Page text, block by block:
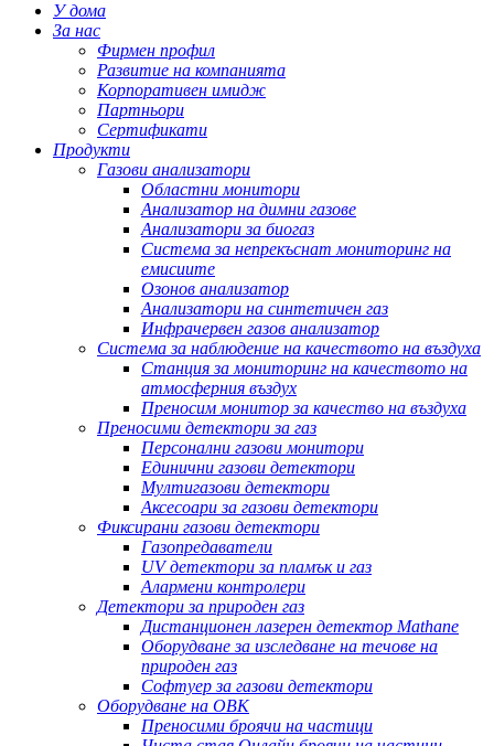
У дома
За нас
Фирмен профил
Развитие на компанията
Корпоративен имидж
Партньори
Сертификати
Продукти
Газови анализатори
Областни монитори
Анализатор на димни газове
Анализатори за биогаз
Система за непрекъснат мониторинг на
емисиите
Озонов анализатор
Анализатори на синтетичен газ
Инфрачервен газов анализатор
Система за наблюдение на качеството на въздуха
Станция за мониторинг на качеството на
атмосферния въздух
Преносим монитор за качество на въздуха
Преносими детектори за газ
Персонални газови монитори
Единични газови детектори
Мултигазови детектори
Аксесоари за газови детектори
Фиксирани газови детектори
Газопредаватели
UV детектори за пламък и газ
Алармени контролери
Детектори за природен газ
Дистанционен лазерен детектор Mathane
Оборудване за изследване на течове на
природен газ
Софтуер за газови детектори
Оборудване на ОВК
Преносими броячи на частици